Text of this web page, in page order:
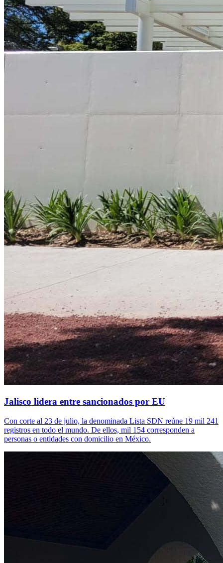
Jalisco lidera entre sancionados por EU
Con corte al 23 de julio, la denominada Lista SDN reúne 19 mil 241
registros en todo el mundo. De ellos, mil 154 corresponden a
personas o entidades con domicilio en México.